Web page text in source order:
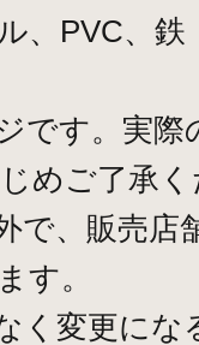
、PVC、鉄
です。実際
めご了承
で、販売店
す。
く変更にな